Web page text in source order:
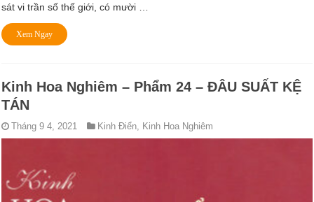
sát vi trần số thế giới, có mười …
Xem Ngay
Kinh Hoa Nghiêm – Phẩm 24 – ÐÂU SUẤT KỆ
TÁN
Tháng 9 4, 2021 Kinh Điển Kinh Hoa Nghiêm